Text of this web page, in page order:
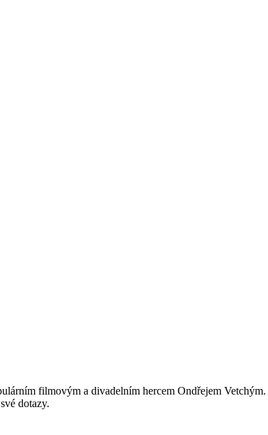
filmovým a divadelním hercem Ondřejem Vetchým.
dotazy.